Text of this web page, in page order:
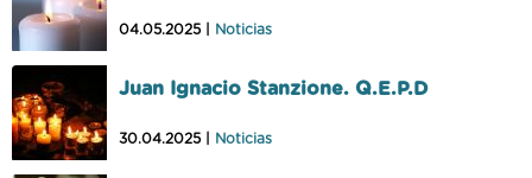
04.05.2025 | Noticias
Juan Ignacio Stanzione. Q.E.P.D
30.04.2025 | Noticias